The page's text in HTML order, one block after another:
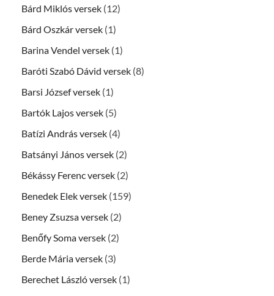
Bárd Miklós versek (12)
Bárd Oszkár versek (1)
Barina Vendel versek (1)
Baróti Szabó Dávid versek (8)
Barsi József versek (1)
Bartók Lajos versek (5)
Batízi András versek (4)
Batsányi János versek (2)
Békássy Ferenc versek (2)
Benedek Elek versek (159)
Beney Zsuzsa versek (2)
Benőfy Soma versek (2)
Berde Mária versek (3)
Berechet László versek (1)